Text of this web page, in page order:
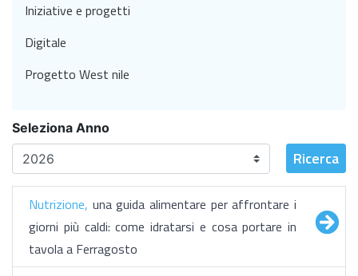
Seleziona Anno
Ricerca
Nutrizione, una guida alimentare per affrontare i
giorni più caldi: come idratarsi e cosa portare in
tavola a Ferragosto
Iniziative e progetti
Digitale
Progetto West nile